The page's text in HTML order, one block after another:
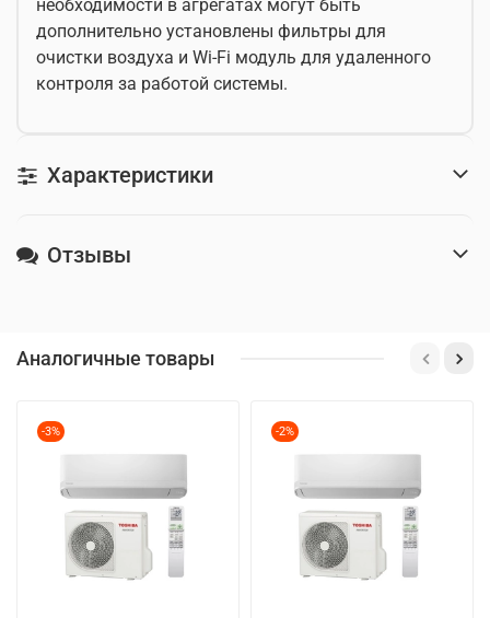
необходимости в агрегатах могут быть
дополнительно установлены фильтры для
очистки воздуха и Wi-Fi модуль для удаленного
контроля за работой системы.
Характеристики
Отзывы
Аналогичные товары
-3% -2%